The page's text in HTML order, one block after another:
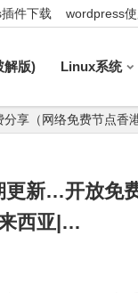
件下载 wordpress
解版) Linux系统
享（网络免费节点香
更新…开放免
西亚|…